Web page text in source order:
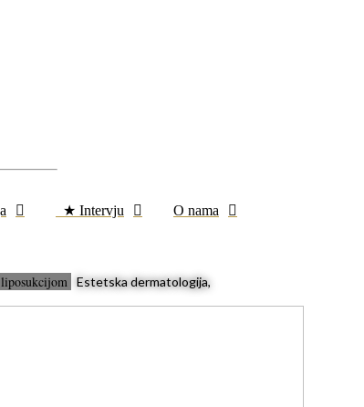
★ Intervju O nama
Estetska dermatologija,